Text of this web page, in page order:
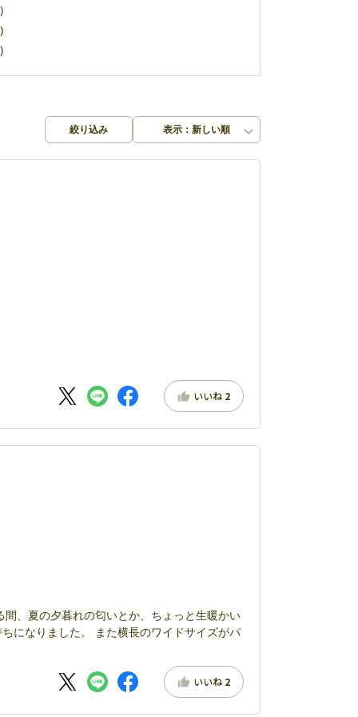
絞り込み 表示：新しい順
いいね 2
、夏の夕暮れの匂いとか、ちょっと生暖かい
になりました。 また横長のワイドサイズがパ
いいね 2